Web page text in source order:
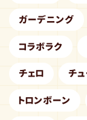
ガーデニング
コラボラク
チェロ チ
トロンボーン